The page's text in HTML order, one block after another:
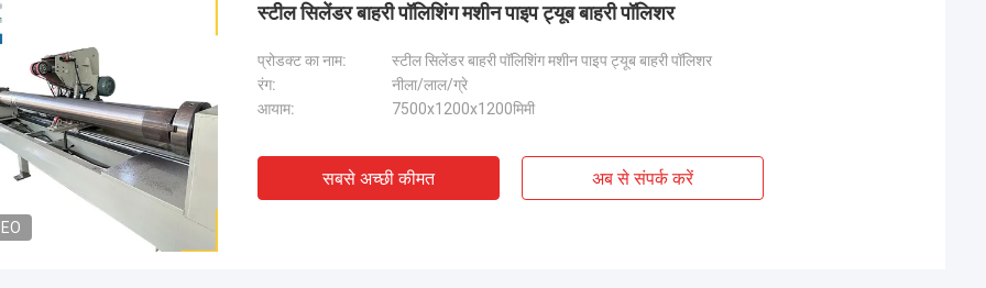
स्टील सिलेंडर बाहरी पॉलिशिंग मशीन पाइप ट्यूब बाहरी पॉलिशर
प्रोडक्ट का नाम:
स्टील सिलेंडर बाहरी पॉलिशिंग मशीन पाइप ट्यूब बाहरी पॉलिशर
रंग:
नीला/लाल/ग्रे
आयाम:
7500x1200x1200मिमी
सबसे अच्छी कीमत अब से संपर्क करें